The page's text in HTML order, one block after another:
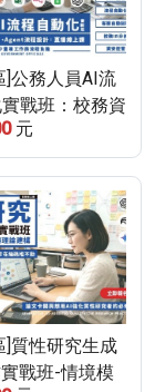
]公務人員AI流
戰班：校務資
服自動化 、
設計｜直播線
元
]質性研究生成
戰班-情境模